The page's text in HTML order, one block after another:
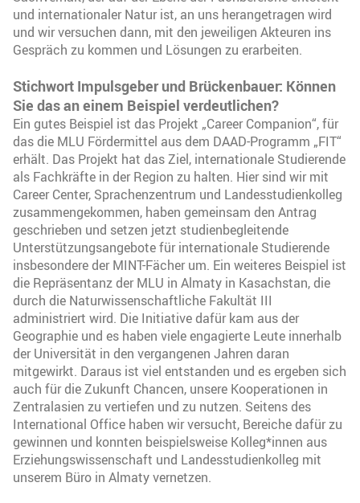
und internationaler Natur ist, an uns herangetragen wird
und wir versuchen dann, mit den jeweiligen Akteuren ins
Gespräch zu kommen und Lösungen zu erarbeiten.
Stichwort Impulsgeber und Brückenbauer: Können
Sie das an einem Beispiel verdeutlichen?
Ein gutes Beispiel ist das Projekt „Career Companion“, für
das die MLU Fördermittel aus dem DAAD-Programm „FIT“
erhält. Das Projekt hat das Ziel, internationale Studierende
als Fachkräfte in der Region zu halten. Hier sind wir mit
Career Center, Sprachenzentrum und Landesstudienkolleg
zusammengekommen, haben gemeinsam den Antrag
geschrieben und setzen jetzt studienbegleitende
Unterstützungsangebote für internationale Studierende
insbesondere der MINT-Fächer um. Ein weiteres Beispiel ist
die Repräsentanz der MLU in Almaty in Kasachstan, die
durch die Naturwissenschaftliche Fakultät III
administriert wird. Die Initiative dafür kam aus der
Geographie und es haben viele engagierte Leute innerhalb
der Universität in den vergangenen Jahren daran
mitgewirkt. Daraus ist viel entstanden und es ergeben sich
auch für die Zukunft Chancen, unsere Kooperationen in
Zentralasien zu vertiefen und zu nutzen. Seitens des
International Office haben wir versucht, Bereiche dafür zu
gewinnen und konnten beispielsweise Kolleg*innen aus
Erziehungswissenschaft und Landesstudienkolleg mit
unserem Büro in Almaty vernetzen.